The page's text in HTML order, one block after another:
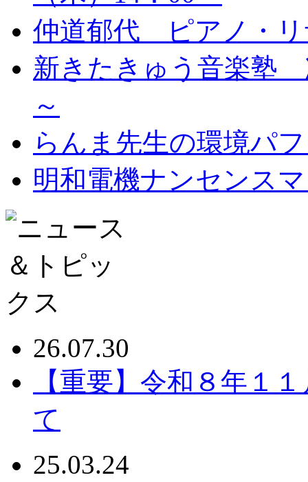
仲道郁代 ピアノ・リ
新きたきゅう音楽塾
～
らんま先生の環境パ
明和電機ナンセンス
26.07.30
【重要】令和８年１
て
25.03.24